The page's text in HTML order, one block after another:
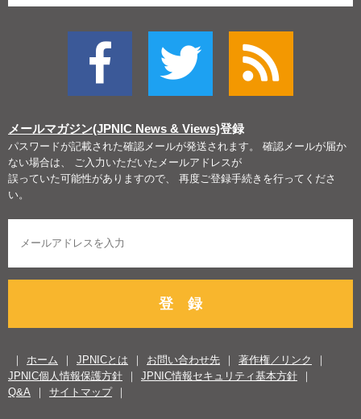
メールマガジン(JPNIC News & Views)登録
パスワードが記載された確認メールが発送されます。 確認メールが届か
ない場合は、 ご入力いただいたメールアドレスが
誤っていた可能性がありますので、 再度ご登録手続きを行ってくださ
い。
登 録
ホーム JPNICとは お問い合わせ先
著作権／リンク
JPNIC個人情報保護方針
JPNIC情報セキュリティ基本方針
Q&A
サイトマップ